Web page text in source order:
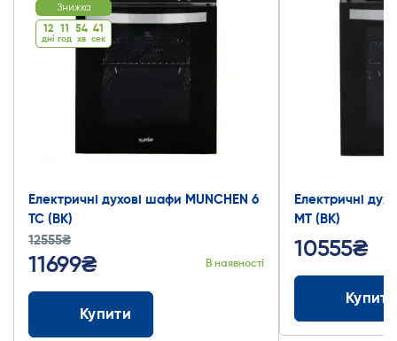
Знижка
12
дні
11
год
54
хв
40
cек
Електричні духові шафи MUNCHEN 6
TC (BK)
12555₴
11699₴ В наявності
Купити
Електричні
MT (BK)
10555₴
Купити